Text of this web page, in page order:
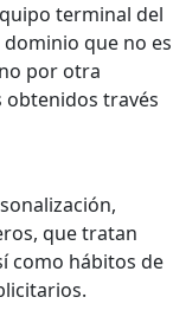
terminal del
que no es
por otra
través
que tratan
como hábitos de